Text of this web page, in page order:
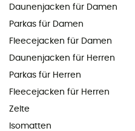
Daunenjacken für Damen
Parkas für Damen
Fleecejacken für Damen
Daunenjacken für Herren
Parkas für Herren
Fleecejacken für Herren
Zelte
Isomatten